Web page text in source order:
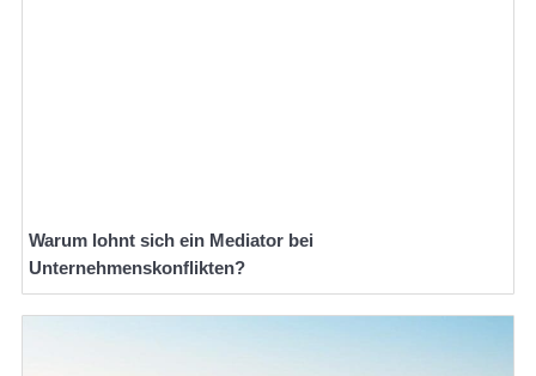
Warum lohnt sich ein Mediator bei
Unternehmenskonflikten?